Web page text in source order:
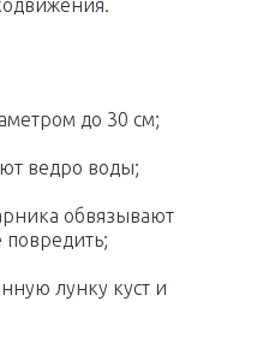
до 30 см;
ведро воды;
обвязывают
повредить;
лунку куст и